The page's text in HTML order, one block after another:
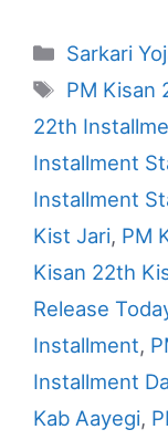
Sarkari
Tags
PM Kisan
22th
Installment
Installment
Kist Jari, PM
Kisan 22th
Release
Installment,
Installment
Kab Aayegi,